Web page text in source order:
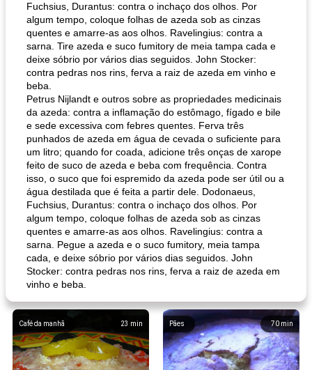
Fuchsius, Durantus: contra o inchaço dos olhos. Por
algum tempo, coloque folhas de azeda sob as cinzas
quentes e amarre-as aos olhos. Ravelingius: contra a
sarna. Tire azeda e suco fumitory de meia tampa cada e
deixe sóbrio por vários dias seguidos. John Stocker:
contra pedras nos rins, ferva a raiz de azeda em vinho e
beba.
Petrus Nijlandt e outros sobre as propriedades medicinais
da azeda: contra a inflamação do estômago, fígado e bile
e sede excessiva com febres quentes. Ferva três
punhados de azeda em água de cevada o suficiente para
um litro; quando for coada, adicione três onças de xarope
feito de suco de azeda e beba com frequência. Contra
isso, o suco que foi espremido da azeda pode ser útil ou a
água destilada que é feita a partir dele. Dodonaeus,
Fuchsius, Durantus: contra o inchaço dos olhos. Por
algum tempo, coloque folhas de azeda sob as cinzas
quentes e amarre-as aos olhos. Ravelingius: contra a
sarna. Pegue a azeda e o suco fumitory, meia tampa
cada, e deixe sóbrio por vários dias seguidos. John
Stocker: contra pedras nos rins, ferva a raiz de azeda em
vinho e beba.
23 min
Café da manhã 70 min
Pães